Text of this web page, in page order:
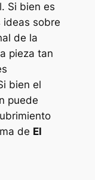
Si bien es
ideas sobre
de la
pieza tan
bien el
puede
de El